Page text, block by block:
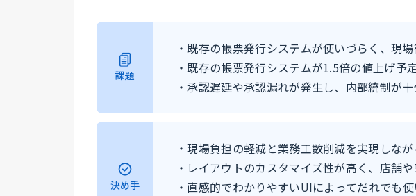
課題
・既存の帳票発行システムが使いづらく、現
・既存の帳票発行システムが1.5倍の値上げ
・承認遅延や承認漏れが発生し、内部統制が
決め手
・現場負担の軽減と業務工数削減を実現しな
・レイアウトのカスタマイズ性が高く、店舗
・直感的でわかりやすいUIによってだれでも